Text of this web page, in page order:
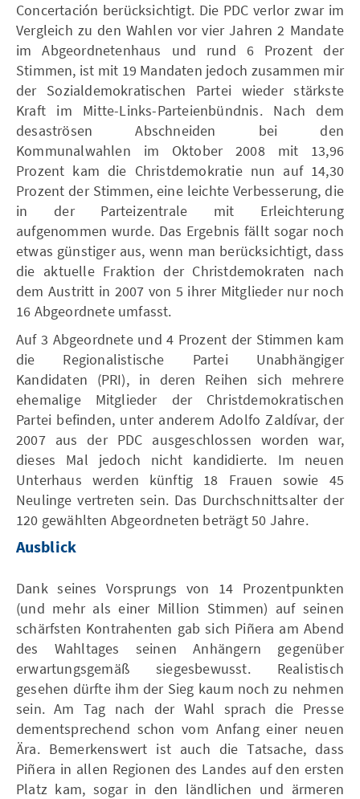
Concertación berücksichtigt. Die PDC verlor zwar im
Vergleich zu den Wahlen vor vier Jahren 2 Mandate
im Abgeordnetenhaus und rund 6 Prozent der
Stimmen, ist mit 19 Mandaten jedoch zusammen mir
der Sozialdemokratischen Partei wieder stärkste
Kraft im Mitte-Links-Parteienbündnis. Nach dem
desaströsen Abschneiden bei den
Kommunalwahlen im Oktober 2008 mit 13,96
Prozent kam die Christdemokratie nun auf 14,30
Prozent der Stimmen, eine leichte Verbesserung, die
in der Parteizentrale mit Erleichterung
aufgenommen wurde. Das Ergebnis fällt sogar noch
etwas günstiger aus, wenn man berücksichtigt, dass
die aktuelle Fraktion der Christdemokraten nach
dem Austritt in 2007 von 5 ihrer Mitglieder nur noch
16 Abgeordnete umfasst.
Auf 3 Abgeordnete und 4 Prozent der Stimmen kam
die Regionalistische Partei Unabhängiger
Kandidaten (PRI), in deren Reihen sich mehrere
ehemalige Mitglieder der Christdemokratischen
Partei befinden, unter anderem Adolfo Zaldívar, der
2007 aus der PDC ausgeschlossen worden war,
dieses Mal jedoch nicht kandidierte. Im neuen
Unterhaus werden künftig 18 Frauen sowie 45
Neulinge vertreten sein. Das Durchschnittsalter der
120 gewählten Abgeordneten beträgt 50 Jahre.
Ausblick
Dank seines Vorsprungs von 14 Prozentpunkten
(und mehr als einer Million Stimmen) auf seinen
schärfsten Kontrahenten gab sich Piñera am Abend
des Wahltages seinen Anhängern gegenüber
erwartungsgemäß siegesbewusst. Realistisch
gesehen dürfte ihm der Sieg kaum noch zu nehmen
sein. Am Tag nach der Wahl sprach die Presse
dementsprechend schon vom Anfang einer neuen
Ära. Bemerkenswert ist auch die Tatsache, dass
Piñera in allen Regionen des Landes auf den ersten
Platz kam, sogar in den ländlichen und ärmeren